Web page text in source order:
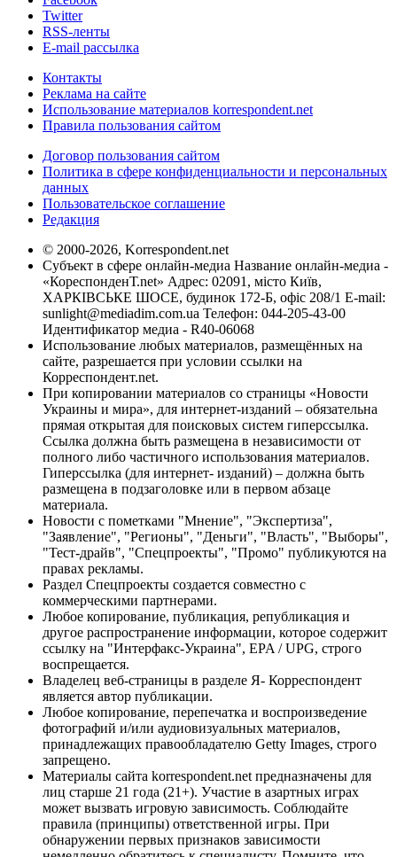
Twitter
RSS-ленты
E-mail рассылка
Контакты
Реклама на сайте
Использование материалов korrespondent.net
Правила пользования сайтом
Договор пользования сайтом
Политика в сфере конфиденциальности и персональных
данных
Пользовательское соглашение
Редакция
© 2000-2026, Korrespondent.net
Субъект в сфере онлайн-медиа Название онлайн-медиа -
«КореспонденТ.net» Адрес: 02091, місто Київ,
ХАРКІВСЬКЕ ШОСЕ, будинок 172-Б, офіс 208/1 E-mail:
sunlight@mediadim.com.ua Телефон: 044-205-43-00
Идентификатор медиа - R40-06068
Использование любых материалов, размещённых на
сайте, разрешается при условии ссылки на
Корреспондент.net.
При копировании материалов со страницы «Новости
Украины и мира», для интернет-изданий – обязательна
прямая открытая для поисковых систем гиперссылка.
Ссылка должна быть размещена в независимости от
полного либо частичного использования материалов.
Гиперссылка (для интернет- изданий) – должна быть
размещена в подзаголовке или в первом абзаце
материала.
Новости с пометками "Мнение", "Экспертиза",
"Заявление", "Регионы", "Деньги", "Власть", "Выборы",
"Тест-драйв", "Спецпроекты", "Промо" публикуются на
правах рекламы.
Раздел Спецпроекты создается совместно с
коммерческими партнерами.
Любое копирование, публикация, републикация и
другое распространение информации, которое содержит
ссылку на "Интерфакс-Украина", EPA / UPG, строго
воспрещается.
Владелец веб-страницы в разделе Я- Корреспондент
является автор публикации.
Любое копирование, перепечатка и воспроизведение
фотографий и/или аудиовизуальных материалов,
принадлежащих правообладателю Getty Images, строго
запрещено.
Материалы сайта korrespondent.net предназначены для
лиц старше 21 года (21+). Участие в азартных играх
может вызвать игровую зависимость. Соблюдайте
правила (принципы) ответственной игры. При
обнаружении первых признаков зависимости